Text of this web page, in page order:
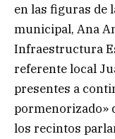
en las figuras de
municipal, Ana
Infraestructura
referente local
presentes a
pormenorizado»
los recintos